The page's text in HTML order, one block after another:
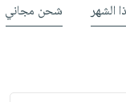
الشهر شحن مجاني